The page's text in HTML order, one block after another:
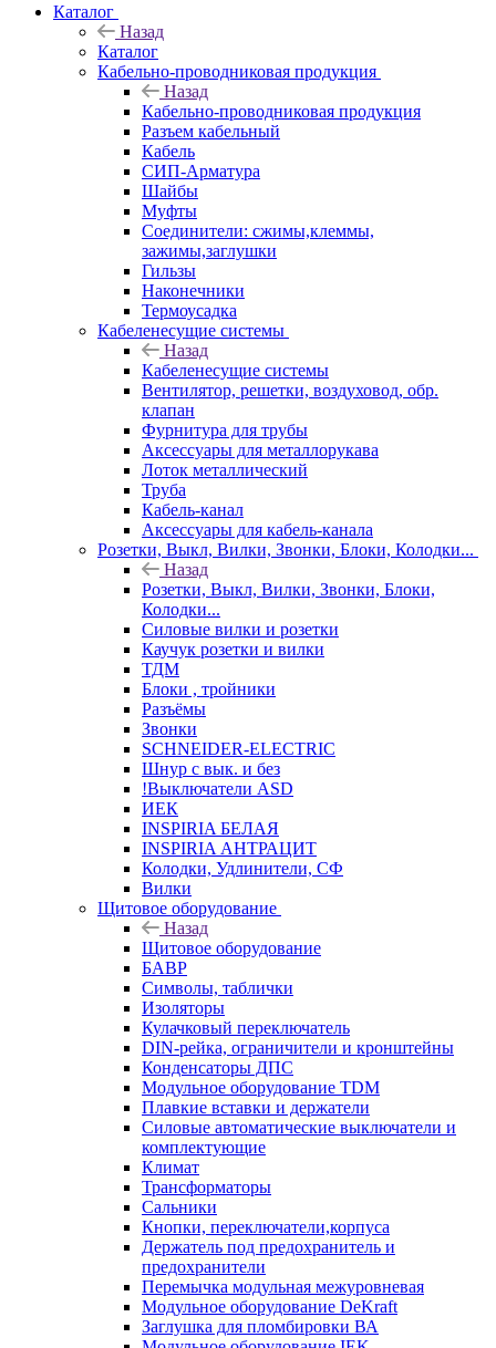
Каталог
Назад
Каталог
Кабельно-проводниковая продукция
Назад
Кабельно-проводниковая продукция
Разъем кабельный
Кабель
СИП-Арматура
Шайбы
Муфты
Соединители: сжимы,клеммы,
зажимы,заглушки
Гильзы
Наконечники
Термоусадка
Кабеленесущие системы
Назад
Кабеленесущие системы
Вентилятор, решетки, воздуховод, обр.
клапан
Фурнитура для трубы
Аксессуары для металлорукава
Лоток металлический
Труба
Кабель-канал
Аксессуары для кабель-канала
Розетки, Выкл, Вилки, Звонки, Блоки, Колодки...
Назад
Розетки, Выкл, Вилки, Звонки, Блоки,
Колодки...
Силовые вилки и розетки
Каучук розетки и вилки
ТДМ
Блоки , тройники
Разъёмы
Звонки
SCHNEIDER-ELECTRIC
Шнур с вык. и без
!Выключатели ASD
ИЕК
INSPIRIA БЕЛАЯ
INSPIRIA АНТРАЦИТ
Колодки, Удлинители, СФ
Вилки
Щитовое оборудование
Назад
Щитовое оборудование
БАВР
Символы, таблички
Изоляторы
Кулачковый переключатель
DIN-рейка, ограничители и кронштейны
Конденсаторы ДПС
Модульное оборудование TDM
Плавкие вставки и держатели
Силовые автоматические выключатели и
комплектующие
Климат
Трансформаторы
Сальники
Кнопки, переключатели,корпуса
Держатель под предохранитель и
предохранители
Перемычка модульная межуровневая
Модульное оборудование DeKraft
Заглушка для пломбировки ВА